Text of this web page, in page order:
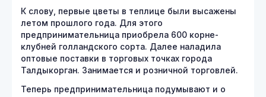
К слову, первые цветы в теплице были высажены
летом прошлого года. Для этого
предпринимательница приобрела 600 корне-
клубней голландского сорта. Далее наладила
оптовые поставки в торговых точках города
Талдыкорган. Занимается и розничной торговлей.
Теперь предпринимательница подумывают и о